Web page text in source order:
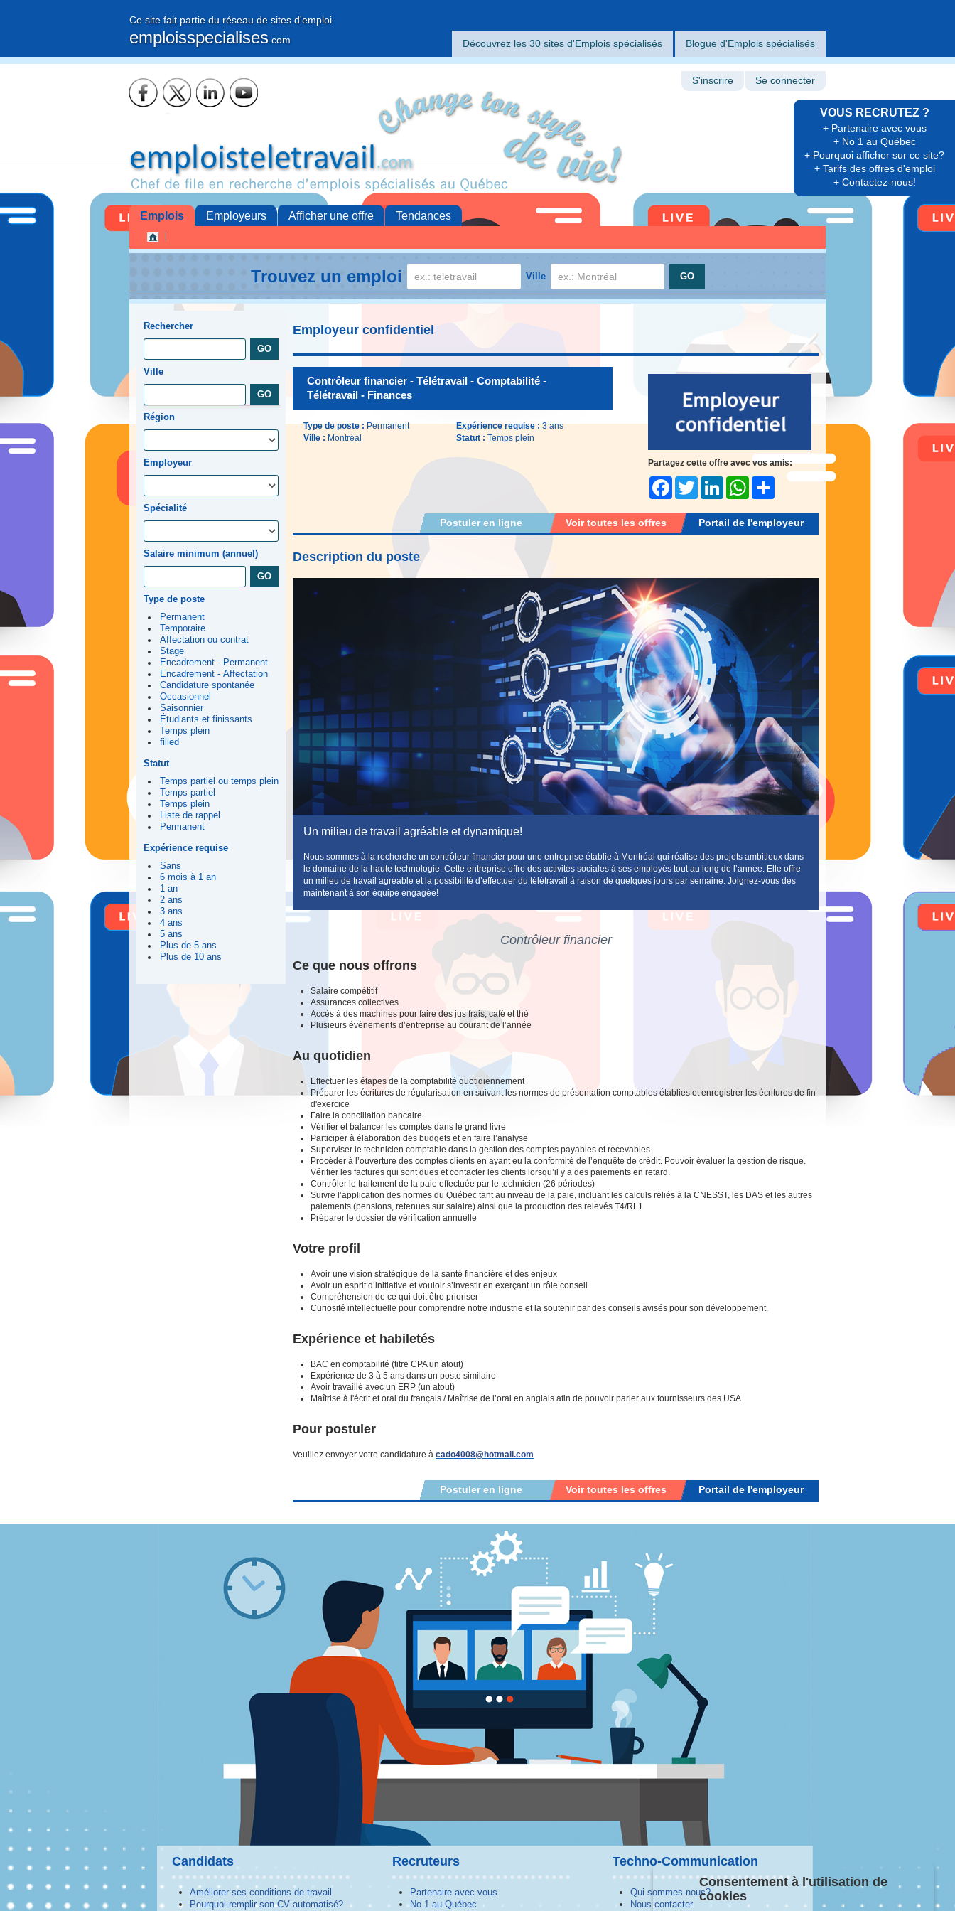
Ce site fait partie du réseau de sites d'emploi
emploisspecialises .com Découvrez les 30 sites d'Emplois spécialisés Blogue d'Emplois spécialisés
VOUS RECRUTEZ ?
+ Partenaire avec vous
+ No 1 au Québec
+ Pourquoi afficher sur ce site?
+ Tarifs des offres d'emploi
+ Contactez-nous!
S'inscrire Se connecter
Emplois Employeurs Afficher une offre Tendances
Trouvez un emploi Ville
Rechercher
Ville
Région
Employeur
Spécialité
Salaire minimum (annuel)
Type de poste
Permanent
Temporaire
Affectation ou contrat
Stage
Encadrement - Permanent
Encadrement - Affectation
Candidature spontanée
Occasionnel
Saisonnier
Étudiants et finissants
Temps plein
filled
Statut
Temps partiel ou temps plein
Temps partiel
Temps plein
Liste de rappel
Permanent
Expérience requise
Sans
6 mois à 1 an
1 an
2 ans
3 ans
4 ans
5 ans
Plus de 5 ans
Plus de 10 ans
Employeur confidentiel
Contrôleur financier - Télétravail - Comptabilité -
Télétravail - Finances
Type de poste :Permanent
Ville : Montréal
Expérience requise :3 ans
Statut : Temps plein
Partagez cette offre avec vos amis:
FacebookTwitter LinkedInWhatsAppShare
Portail de l'employeur
Voir toutes les offres
Postuler en ligne
Description du poste
Un milieu de travail agréable et dynamique!
Nous sommes à la recherche un contrôleur financier pour une entreprise établie à Montréal qui réalise des projets ambitieux dans
le domaine de la haute technologie. Cette entreprise offre des activités sociales à ses employés tout au long de l’année. Elle offre
un milieu de travail agréable et la possibilité d’effectuer du télétravail à raison de quelques jours par semaine. Joignez-vous dès
maintenant à son équipe engagée!
Contrôleur financier
Ce que nous offrons
Salaire compétitif
Assurances collectives
Accès à des machines pour faire des jus frais, café et thé
Plusieurs évènements d’entreprise au courant de l’année
Au quotidien
Effectuer les étapes de la comptabilité quotidiennement
Préparer les écritures de régularisation en suivant les normes de présentation comptables établies et enregistrer les écritures de fin
d'exercice
Faire la conciliation bancaire
Vérifier et balancer les comptes dans le grand livre
Participer à élaboration des budgets et en faire l’analyse
Superviser le technicien comptable dans la gestion des comptes payables et recevables.
Procéder à l’ouverture des comptes clients en ayant eu la conformité de l’enquête de crédit. Pouvoir évaluer la gestion de risque.
Vérifier les factures qui sont dues et contacter les clients lorsqu’il y a des paiements en retard.
Contrôler le traitement de la paie effectuée par le technicien (26 périodes)
Suivre l’application des normes du Québec tant au niveau de la paie, incluant les calculs reliés à la CNESST, les DAS et les autres
paiements (pensions, retenues sur salaire) ainsi que la production des relevés T4/RL1
Préparer le dossier de vérification annuelle
Votre profil
Avoir une vision stratégique de la santé financière et des enjeux
Avoir un esprit d’initiative et vouloir s’investir en exerçant un rôle conseil
Compréhension de ce qui doit être prioriser
Curiosité intellectuelle pour comprendre notre industrie et la soutenir par des conseils avisés pour son développement.
Expérience et habiletés
BAC en comptabilité (titre CPA un atout)
Expérience de 3 à 5 ans dans un poste similaire
Avoir travaillé avec un ERP (un atout)
Maîtrise à l'écrit et oral du français / Maîtrise de l’oral en anglais afin de pouvoir parler aux fournisseurs des USA.
Pour postuler
Veuillez envoyer votre candidature à cado4008@hotmail.com
Portail de l'employeur
Voir toutes les offres
Postuler en ligne
Candidats
Améliorer ses conditions de travail
Pourquoi remplir son CV automatisé?
Recruteurs
Partenaire avec vous
No 1 au Québec
Techno-Communication
Qui sommes-nous?
Nous contacter
Consentement à l'utilisation de
cookies